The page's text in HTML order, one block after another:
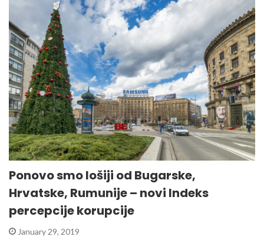
Ponovo smo lošiji od Bugarske,
Hrvatske, Rumunije – novi Indeks
percepcije korupcije
January 29, 2019